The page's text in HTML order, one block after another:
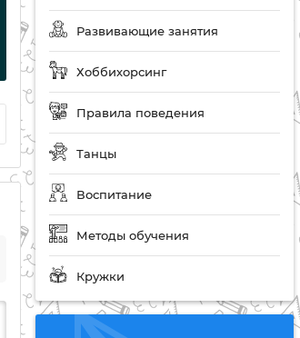
Развивающие занятия
Хоббихорсинг
Правила поведения
Танцы
Воспитание
Методы обучения
Кружки